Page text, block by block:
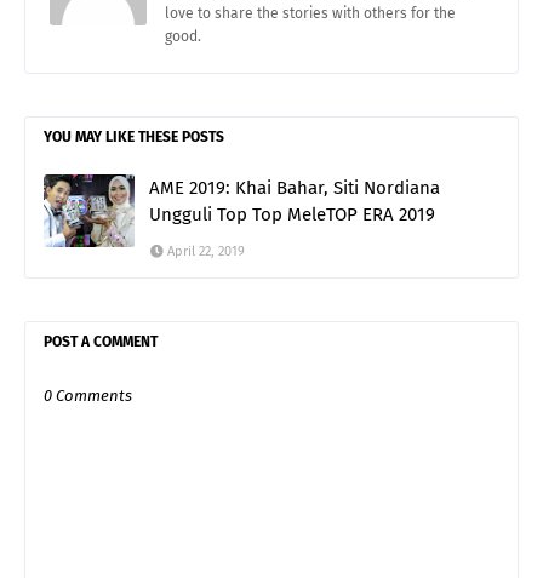
love to share the stories with others for the
good.
YOU MAY LIKE THESE POSTS
AME 2019: Khai Bahar, Siti Nordiana
Ungguli Top Top MeleTOP ERA 2019
April 22, 2019
POST A COMMENT
0 Comments